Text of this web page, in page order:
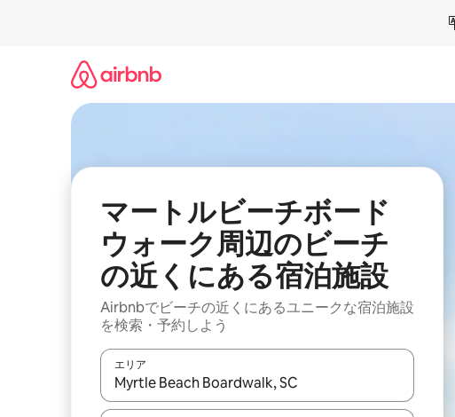
マートルビーチボード
ウォーク周辺のビ⁠ー⁠チ
の近⁠く⁠にあ⁠る宿⁠泊⁠施⁠設
Airbnbでビーチの近くにあるユニークな宿泊施設
を検索・予約しよう
エリア
検索結果が表示されたら、上下の矢印キーを使って移動す